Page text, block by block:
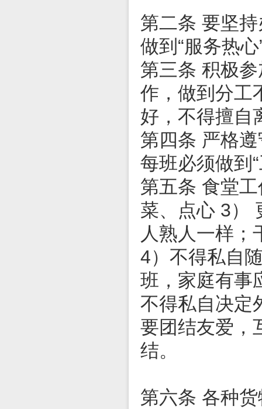
第二条 要坚
做到“服务热
第三条 积极
作，做到分工
好，不得擅自
第四条 严格
每班必须做到
第五条 食堂
菜、点心 3）
人熟人一样；
4）不得私自
班，家庭有事
不得私自决定
要团结友爱，
结。
第六条 各种